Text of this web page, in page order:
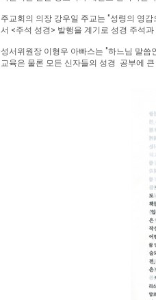
주교회의 의장 강우일 주교는 "성령의 영
서 <주석 성경> 발행을 계기로 성경 주석
성서위원장 이형우 아빠스는 "하느님 말씀
교육은 물론 모든 신자들의 성경 공부에